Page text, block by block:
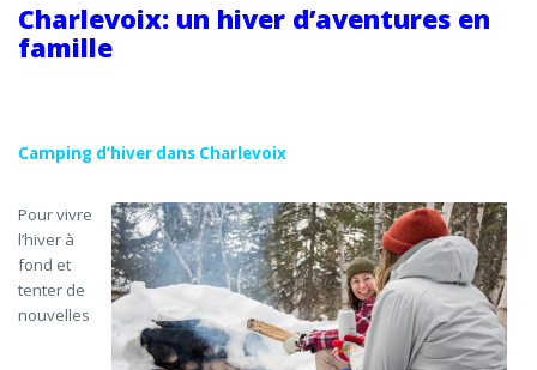
Charlevoix: un hiver d’aventures en
famille
Camping d’hiver dans Charlevoix
Pour vivre
l’hiver à
fond et
tenter de
nouvelles